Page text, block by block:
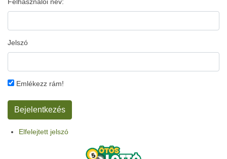
Jelszó
Emlékezz rám!
Elfelejtett jelszó